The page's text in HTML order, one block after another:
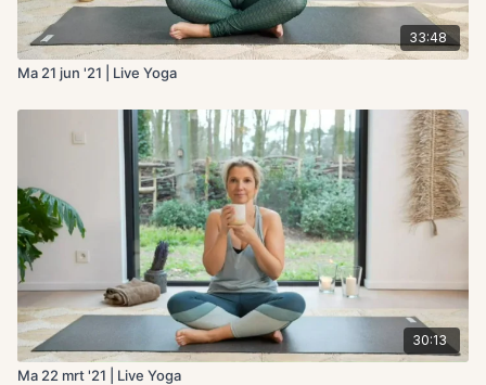
33:48
Ma 21 jun '21 | Live Yoga
30:13
Ma 22 mrt '21 | Live Yoga